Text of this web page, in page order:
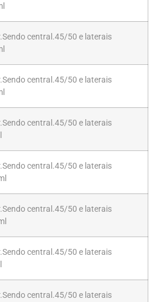
central.45/50 e laterais
central.45/50 e laterais
central.45/50 e laterais
central.45/50 e laterais
central.45/50 e laterais
central.45/50 e laterais
central.45/50 e laterais